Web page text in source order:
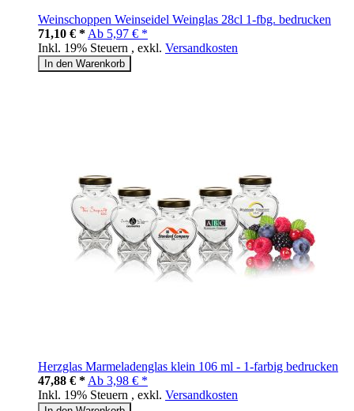
Weinschoppen Weinseidel Weinglas 28cl 1-fbg. bedrucken
71,10 € * Ab 5,97 € *
Inkl. 19% Steuern , exkl. Versandkosten
In den Warenkorb
Herzglas Marmeladenglas klein 106 ml - 1-farbig bedrucken
47,88 € * Ab 3,98 € *
Inkl. 19% Steuern , exkl. Versandkosten